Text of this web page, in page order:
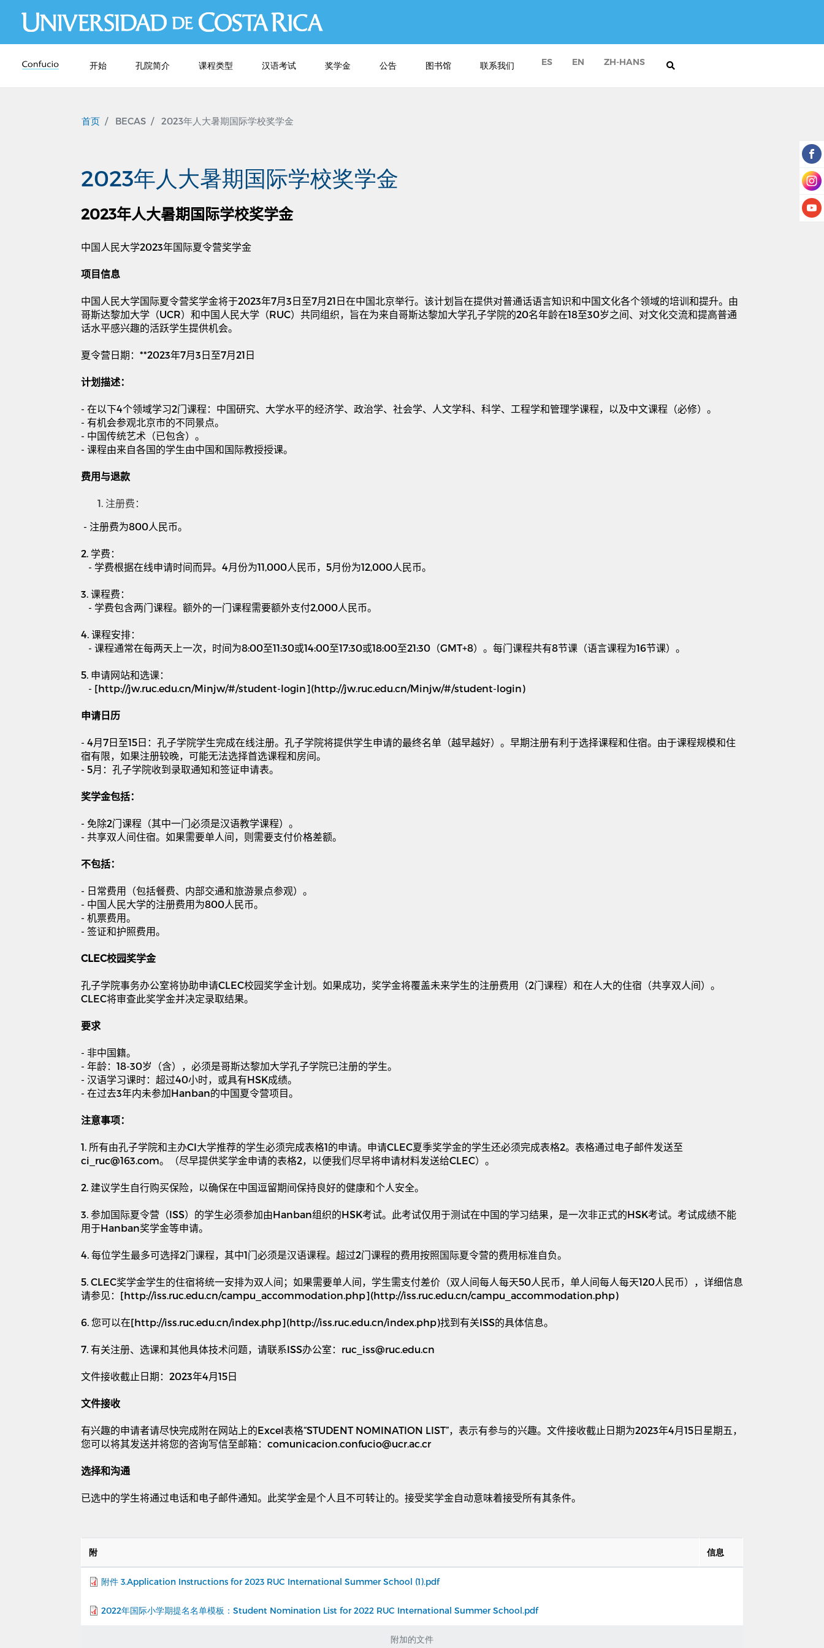
开始 孔院简介 课程类型 汉语考试 奖学金 公告 图书馆 联系我们 ES EN ZH-HANS
首页 BECAS 2023年人大暑期国际学校奖学金
2023年人大暑期国际学校奖学金
2023年人大暑期国际学校奖学金
中国人民大学2023年国际夏令营奖学金
项目信息
中国人民大学国际夏令营奖学金将于2023年7月3日至7月21日在中国北京举行。该计划旨在提供对普通话语言知识和中国文化各个领域的培训和提升。由
哥斯达黎加大学（UCR）和中国人民大学（RUC）共同组织，旨在为来自哥斯达黎加大学孔子学院的20名年龄在18至30岁之间、对文化交流和提高普通
话水平感兴趣的活跃学生提供机会。
夏令营日期： **2023年7月3日至7月21日
计划描述：
- 在以下4个领域学习2门课程：中国研究、大学水平的经济学、政治学、社会学、人文学科、科学、工程学和管理学课程，以及中文课程（必修）。
- 有机会参观北京市的不同景点。
- 中国传统艺术（已包含）。
- 课程由来自各国的学生由中国和国际教授授课。
费用与退款
注册费：
- 注册费为800人民币。
2. 学费：
- 学费根据在线申请时间而异。 4月份为11,000人民币， 5月份为12,000人民币。
3. 课程费：
- 学费包含两门课程。额外的一门课程需要额外支付2,000人民币。
4. 课程安排：
- 课程通常在每两天上一次，时间为8:00至11:30或14:00至17:30或18:00至21:30 （GMT+8）。每门课程共有8节课（语言课程为16节课）。
5. 申请网站和选课：
- [http://jw.ruc.edu.cn/Minjw/#/student-login](http://jw.ruc.edu.cn/Minjw/#/student-login)
申请日历
- 4月7日至15日：孔子学院学生完成在线注册。孔子学院将提供学生申请的最终名单（越早越好）。早期注册有利于选择课程和住宿。由于课程规模和住
宿有限，如果注册较晚，可能无法选择首选课程和房间。
- 5月：孔子学院收到录取通知和签证申请表。
奖学金包括：
- 免除2门课程（其中一门必须是汉语教学课程）。
- 共享双人间住宿。如果需要单人间，则需要支付价格差额。
不包括：
- 日常费用（包括餐费、内部交通和旅游景点参观）。
- 中国人民大学的注册费用为800人民币。
- 机票费用。
- 签证和护照费用。
CLEC校园奖学金
孔子学院事务办公室将协助申请CLEC校园奖学金计划。如果成功，奖学金将覆盖未来学生的注册费用（2门课程）和在人大的住宿（共享双人间）。
CLEC将审查此奖学金并决定录取结果。
要求
- 非中国籍。
- 年龄： 18-30岁（含），必须是哥斯达黎加大学孔子学院已注册的学生。
- 汉语学习课时：超过40小时，或具有HSK成绩。
- 在过去3年内未参加Hanban的中国夏令营项目。
注意事项：
1. 所有由孔子学院和主办CI大学推荐的学生必须完成表格1的申请。申请CLEC夏季奖学金的学生还必须完成表格2。表格通过电子邮件发送至
ci_ruc@163.com。（尽早提供奖学金申请的表格2，以便我们尽早将申请材料发送给CLEC）。
2. 建议学生自行购买保险，以确保在中国逗留期间保持良好的健康和个人安全。
3. 参加国际夏令营（ISS）的学生必须参加由Hanban组织的HSK考试。此考试仅用于测试在中国的学习结果，是一次非正式的HSK考试。考试成绩不能
用于Hanban奖学金等申请。
4. 每位学生最多可选择2门课程，其中1门必须是汉语课程。超过2门课程的费用按照国际夏令营的费用标准自负。
5. CLEC奖学金学生的住宿将统一安排为双人间；如果需要单人间，学生需支付差价（双人间每人每天50人民币，单人间每人每天120人民币），详细信息
请参见： [http://iss.ruc.edu.cn/campu_accommodation.php](http://iss.ruc.edu.cn/campu_accommodation.php)
6. 您可以在[http://iss.ruc.edu.cn/index.php](http://iss.ruc.edu.cn/index.php)找到有关ISS的具体信息。
7. 有关注册、选课和其他具体技术问题，请联系ISS办公室： ruc_iss@ruc.edu.cn
文件接收截止日期： 2023年4月15日
文件接收
有兴趣的申请者请尽快完成附在网站上的Excel表格“STUDENT NOMINATION LIST”，表示有参与的兴趣。文件接收截止日期为2023年4月15日星期五，
您可以将其发送并将您的咨询写信至邮箱： comunicacion.confucio@ucr.ac.cr
选择和沟通
已选中的学生将通过电话和电子邮件通知。此奖学金是个人且不可转让的。接受奖学金自动意味着接受所有其条件。
附加的文件
附 信息
附件 3.Application Instructions for 2023 RUC International Summer School (1).pdf
2022年国际小学期提名名单模板：Student Nomination List for 2022 RUC International Summer School.pdf